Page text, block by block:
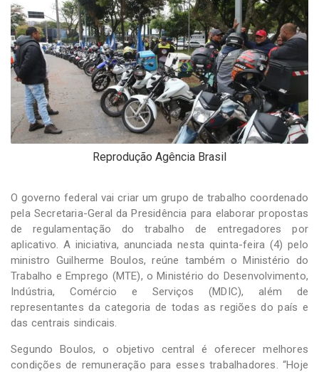
Hesea
Tecnologia
Sistemas
Reprodução Agência Brasil
O governo federal vai criar um grupo de trabalho coordenado
pela Secretaria-Geral da Presidência para elaborar propostas
de regulamentação do trabalho de entregadores por
aplicativo. A iniciativa, anunciada nesta quinta-feira (4) pelo
ministro Guilherme Boulos, reúne também o Ministério do
Trabalho e Emprego (MTE), o Ministério do Desenvolvimento,
Indústria, Comércio e Serviços (MDIC), além de
representantes da categoria de todas as regiões do país e
das centrais sindicais.
Segundo Boulos, o objetivo central é oferecer melhores
condições de remuneração para esses trabalhadores. “Hoje